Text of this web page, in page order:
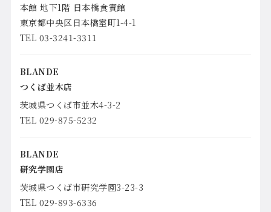
本館 地下1階 日本橋食賓館
東京都中央区日本橋室町1-4-1
TEL 03-3241-3311
BLANDE
つくば並木店
茨城県つくば市並木4-3-2
TEL 029-875-5232
BLANDE
研究学園店
茨城県つくば市研究学園3-23-3
TEL 029-893-6336